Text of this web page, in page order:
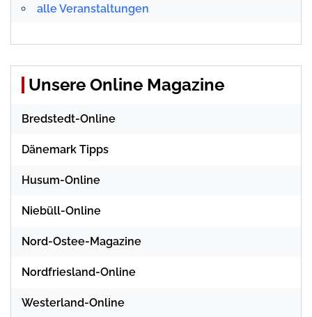
alle Veranstaltungen
Unsere Online Magazine
Bredstedt-Online
Dänemark Tipps
Husum-Online
Niebüll-Online
Nord-Ostee-Magazine
Nordfriesland-Online
Westerland-Online